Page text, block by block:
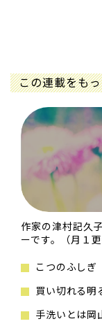
この連載をも
作家の津村記久
ーです。（月１更
こつのふし
買い切れる
手洗いとは